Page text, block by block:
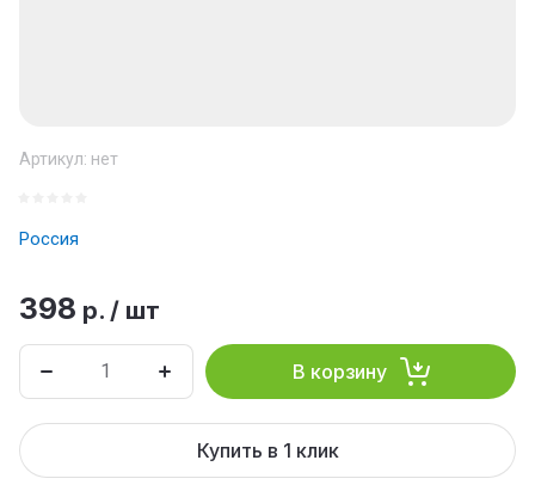
Артикул: нет
Россия
398 р. / шт
В корзину
Купить в 1 клик